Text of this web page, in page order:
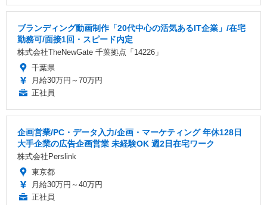
ブランディング動画制作「20代中心の活気あるIT企業」/在宅
勤務可/面接1回・スピード内定
株式会社TheNewGate 千葉拠点「14226」
千葉県
月給30万円～70万円
正社員
企画営業/PC・データ入力/企画・マーケティング 年休128日
大手企業の広告企画営業 未経験OK 週2日在宅ワーク
株式会社Perslink
東京都
月給30万円～40万円
正社員